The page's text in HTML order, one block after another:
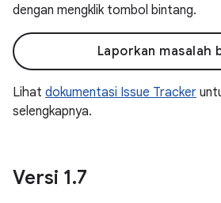
dengan mengklik tombol bintang.
Laporkan masalah
Lihat dokumentasi Issue Tracker
selengkapnya.
Versi 1.7